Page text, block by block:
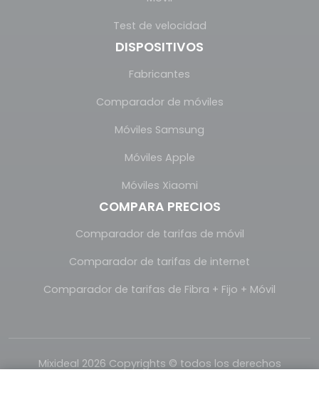
Test de velocidad
DISPOSITIVOS
Fabricantes
Comparador de móviles
Móviles Samsung
Móviles Apple
Móviles Xiaomi
COMPARA PRECIOS
Comparador de tarifas de móvil
Comparador de tarifas de internet
Comparador de tarifas de Fibra + Fijo + Móvil
Mixideal 2026 Copyrights © todos los derechos